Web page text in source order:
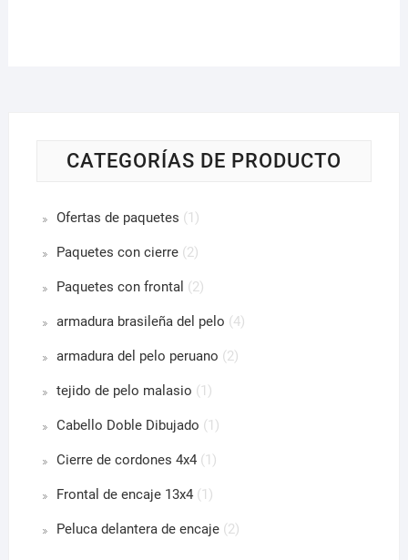
CATEGORÍAS DE PRODUCTO
Ofertas de paquetes (1)
Paquetes con cierre (2)
Paquetes con frontal (2)
armadura brasileña del pelo (4)
armadura del pelo peruano (2)
tejido de pelo malasio (1)
Cabello Doble Dibujado (1)
Cierre de cordones 4x4 (1)
Frontal de encaje 13x4 (1)
Peluca delantera de encaje (2)